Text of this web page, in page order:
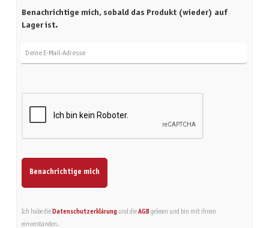
Benachrichtige mich, sobald das Produkt (wieder) auf
Lager ist.
Benachrichtige mich
Ich habe die Datenschutzerklärungund die AGBgelesen und bin mit ihnen
einverstanden.